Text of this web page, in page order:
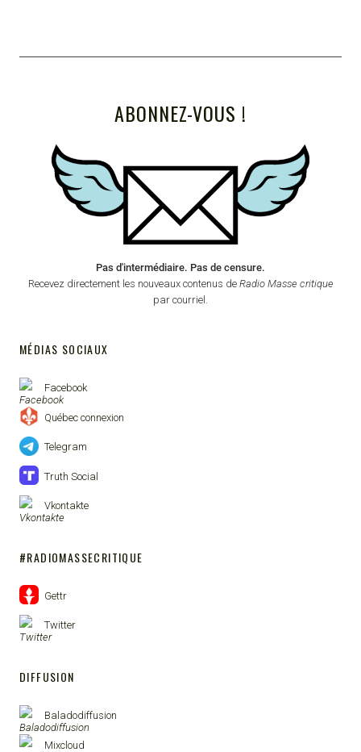
ABONNEZ-VOUS !
Pas d'intermédiaire. Pas de censure.
Recevez directement les nouveaux contenus de Radio Masse critique
par courriel.
MÉDIAS SOCIAUX
Facebook
Québec connexion
Telegram
Truth Social
Vkontakte
#RADIOMASSECRITIQUE
Gettr
Twitter
DIFFUSION
Baladodiffusion
Mixcloud